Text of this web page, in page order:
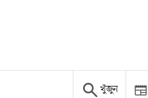
খুঁজুন